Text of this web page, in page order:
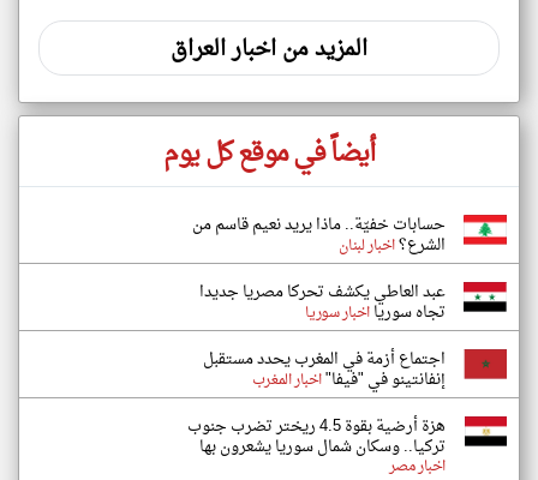
المزيد من اخبار العراق
أيضاً في موقع كل يوم
حسابات خفيّة.. ماذا يريد نعيم قاسم من
الشرع؟اخبار لبنان
عبد العاطي يكشف تحركا مصريا جديدا
تجاه سوريااخبار سوريا
اجتماع أزمة في المغرب يحدد مستقبل
إنفانتينو في "فيفا"اخبار المغرب
هزة أرضية بقوة 4.5 ريختر تضرب جنوب
تركيا.. وسكان شمال سوريا يشعرون بها
اخبار مصر